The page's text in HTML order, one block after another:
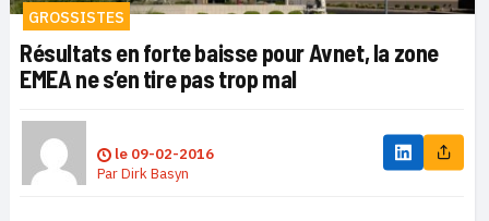
GROSSISTES
Résultats en forte baisse pour Avnet, la zone
EMEA ne s’en tire pas trop mal
le 09-02-2016
ParDirk Basyn